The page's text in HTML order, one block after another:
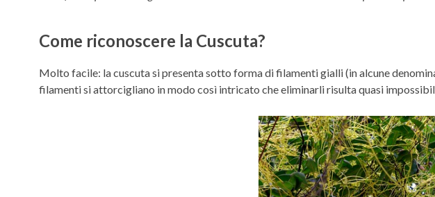
Come riconoscere la Cuscuta?
Molto facile: la cuscuta si presenta sotto forma di filamenti gialli (in alcune
filamenti si attorcigliano in modo così intricato che eliminarli risulta quasi